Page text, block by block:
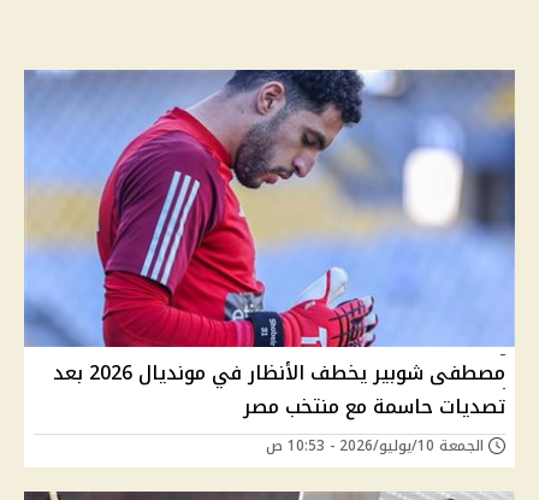
مصطفى شوبير يخطف الأنظار في مونديال 2026 بعد
تصديات حاسمة مع منتخب مصر
الجمعة 10/يوليو/2026 - 10:53 ص